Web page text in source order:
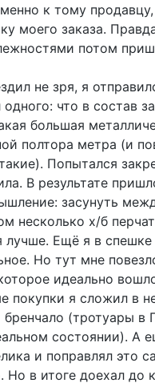
к тому
моего заказа.
потом
не зря, я
что в состав
большая
полтора метра (и
Попытался
В результате
засунуть
несколько х/б
лучше. Ещё я в спешке
Но тут мне
идеально
покупки я сложил в
(тротуары в
состоянии). А
и поправлял это
Но в итоге доехал до